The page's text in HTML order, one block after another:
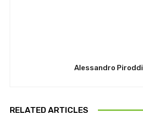
Alessandro Piroddi
RELATED ARTICLES